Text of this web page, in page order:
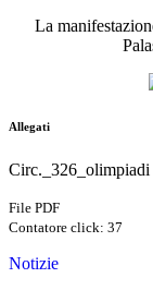
La
Allegati
Circ._326_olimpiadi
File PDF
Contatore click: 37
Notizie